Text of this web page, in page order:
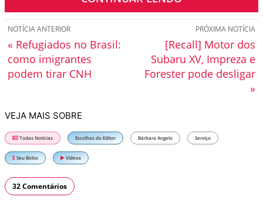
PRÓXIMA NOTÍCIA
[Recall] Motor dos
Subaru XV, Impreza e
Forester pode desligar
»
NOTÍCIA ANTERIOR
« Refugiados no Brasil:
como imigrantes
podem tirar CNH
VEJA MAIS SOBRE
Todas Notícias Escolhas do Editor Bárbara Angelo Serviço
Seu Bolso Vídeos
32 Comentários